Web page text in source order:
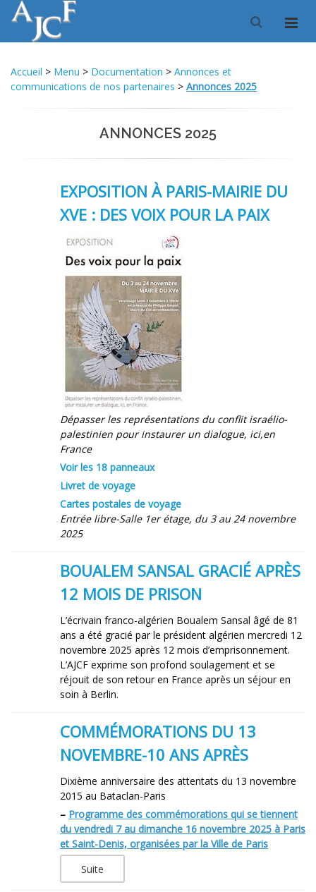
Accueil > Menu > Documentation > Annonces et
communications de nos partenaires > Annonces 2025
ANNONCES 2025
EXPOSITION À PARIS-MAIRIE DU
XVE : DES VOIX POUR LA PAIX
Dépasser les représentations du conflit israélio-
palestinien pour instaurer un dialogue, ici,en
France
Voir les 18 panneaux
Livret de voyage
Cartes postales de voyage
Entrée libre-Salle 1er étage, du 3 au 24 novembre
2025
BOUALEM SANSAL GRACIÉ APRÈS
12 MOIS DE PRISON
L’écrivain franco-algérien Boualem Sansal âgé de 81
ans a été gracié par le président algérien mercredi 12
novembre 2025 après 12 mois d’emprisonnement.
L’AJCF exprime son profond soulagement et se
réjouit de son retour en France après un séjour en
soin à Berlin.
COMMÉMORATIONS DU 13
NOVEMBRE-10 ANS APRÈS
Dixième anniversaire des attentats du 13 novembre
2015 au Bataclan-Paris
– Programme des commémorations qui se tiennent
du vendredi 7 au dimanche 16 novembre 2025 à Paris
et Saint-Denis, organisées par la Ville de Paris
Suite